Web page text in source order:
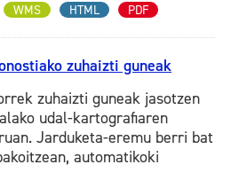
WMS HTML PDF
zuhaizti guneak
zuhaizti guneak jasotzen
udal-kartografiaren
Jarduketa-eremu berri bat
automatikoki